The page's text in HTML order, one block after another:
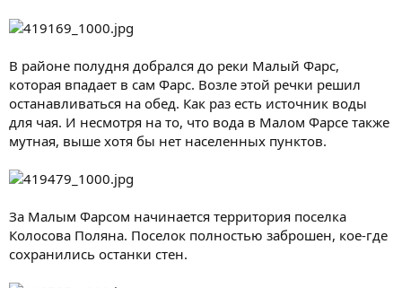
В районе полудня добрался до реки Малый Фарс,
которая впадает в сам Фарс. Возле этой речки решил
останавливаться на обед. Как раз есть источник воды
для чая. И несмотря на то, что вода в Малом Фарсе также
мутная, выше хотя бы нет населенных пунктов.
За Малым Фарсом начинается территория поселка
Колосова Поляна. Поселок полностью заброшен, кое-где
сохранились останки стен.